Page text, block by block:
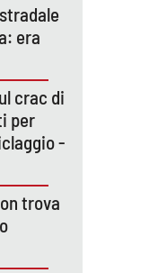
era
crac di
per
-
trova